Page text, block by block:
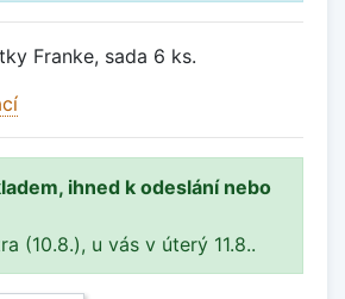
Franke, sada 6 ks.
ihned k odeslání nebo
(10.8.), u vás v úterý 11.8..